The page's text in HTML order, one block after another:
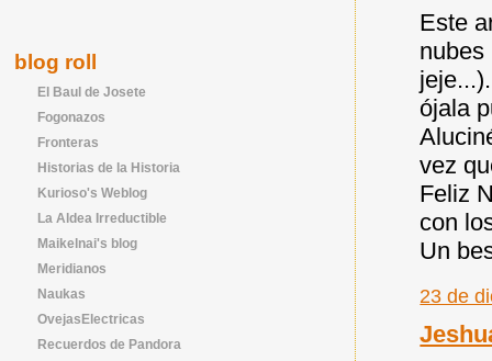
Este
nubes
ójala
vez
Feliz
con
Un
23 de
blog roll
El Baul de Josete
Fogonazos
Fronteras
Historias de la Historia
Kurioso's Weblog
La Aldea Irreductible
Maikelnai's blog
Meridianos
Naukas
OvejasElectricas
Recuerdos de Pandora